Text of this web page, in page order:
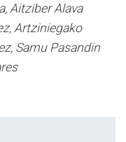
Aitziber Alava
Artziniegako
Samu Pasandin